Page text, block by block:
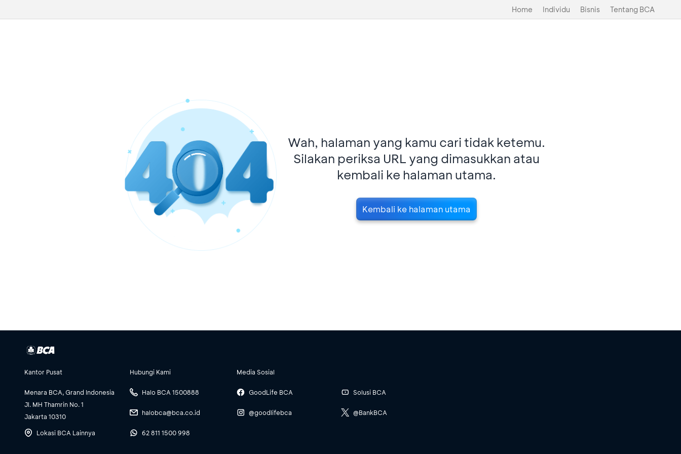
Home Individu Bisnis Tentang BCA
Wah, halaman yang kamu cari tidak ketemu.
Silakan periksa URL yang dimasukkan atau
kembali ke halaman utama.
Kembali ke halaman utama
Kantor Pusat
Menara BCA, Grand Indonesia
Jl. MH Thamrin No. 1
Jakarta 10310
Lokasi BCA Lainnya
Hubungi Kami
Halo BCA 1500888
halobca@bca.co.id
62 811 1500 998
Media Sosial
GoodLife BCA
@goodlifebca
Solusi BCA
@BankBCA